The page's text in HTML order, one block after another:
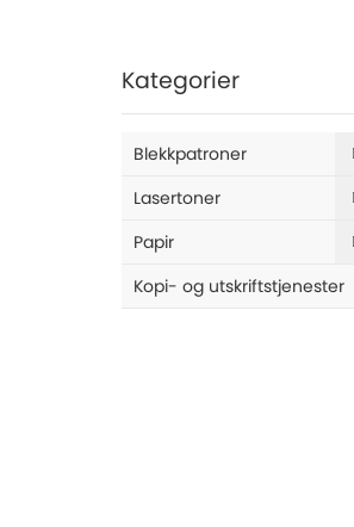
Kategorier
Blekkpatroner
Lasertoner
Papir
Kopi- og utskriftstjenester